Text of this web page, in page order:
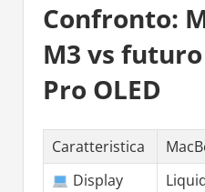
Confronto:
M3 vs
Pro OLED
Caratteristica
Display